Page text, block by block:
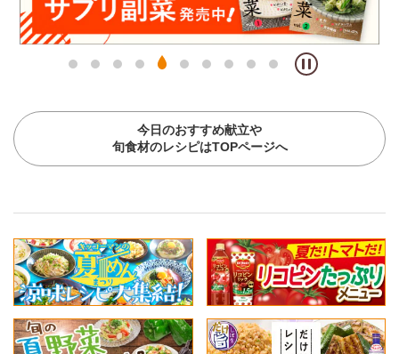
今日のおすすめ献立や
旬食材のレシピはTOPページへ